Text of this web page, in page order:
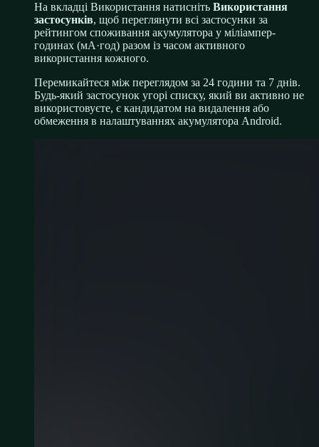
На вкладці Використання натисніть Використання
застосунків, щоб переглянути всі застосунки за
рейтингом споживання акумулятора у міліампер-
годинах (мА·год) разом із часом активного
використання кожного.
Перемикайтеся між переглядом за 24 години та 7 днів.
Будь-який застосунок угорі списку, який ви активно не
використовуєте, є кандидатом на видалення або
обмеження в налаштуваннях акумулятора Android.